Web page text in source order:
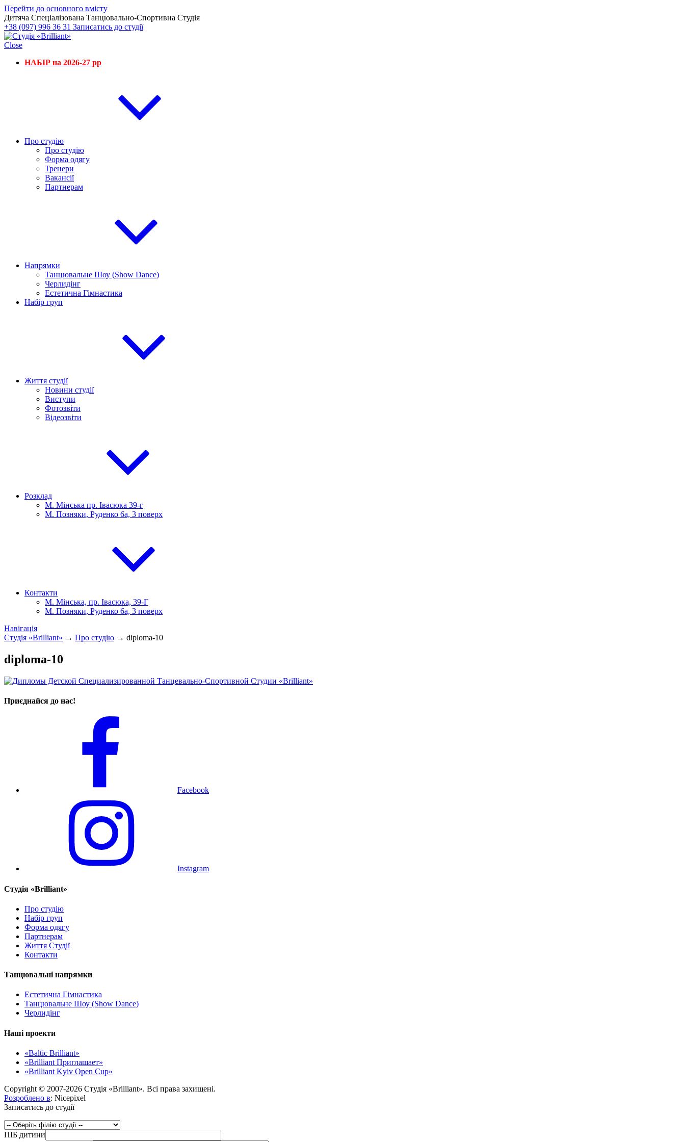
Перейти до основного вмісту
Дитяча Спеціалізована Танцювально-Спортивна Студія
+38 (097) 996 36 31 Записатись до студії
Close
НАБІР на 2026-27 рр
Про студію
Про студію
Форма одягу
Тренери
Вакансії
Партнерам
Напрямки
Танцювальне Шоу (Show Dance)
Черлидінг
Естетична Гімнастика
Набір груп
Життя студії
Новини студії
Виступи
Фотозвіти
Відеозвіти
Розклад
М. Мінська пр. Івасюка 39-г
М. Позняки, Руденко 6а, 3 поверх
Контакти
М. Мінська, пр. Івасюка, 39-Г
М. Позняки, Руденко 6а, 3 поверх
Навігація
Студія «Brilliant» → Про студію → diploma-10
diploma-10
Приєднайся до нас!
Facebook
Instagram
Cтудія «Brilliant»
Про студію
Набір груп
Форма одягу
Партнерам
Життя Студії
Контакти
Танцювальні напрямки
Естетична Гімнастика
Танцювальне Шоу (Show Dance)
Черлидінг
Наші проекти
«Baltic Brilliant»
«Brilliant Приглашает»
«Brilliant Kyiv Open Cup»
Copyright © 2007-2026 Студія «Brilliant». Всі права захищені.
Розроблено в: Nicepixel
Записатись до студії
ПІБ дитини